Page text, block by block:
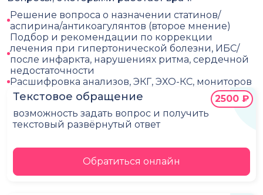
Текстовое обращение
возможность задать вопрос и получить
текстовый развёрнутый ответ
2500 ₽
Обратиться онлайн
Решение вопроса о назначении статинов/
аспирина/антикоагулянтов (второе мнение)
Подбор и рекомендации по коррекции
лечения при гипертонической болезни, ИБС/
после инфаркта, нарушениях ритма, сердечной
недостаточности
Расшифровка анализов, ЭКГ, ЭХО-КС, мониторов